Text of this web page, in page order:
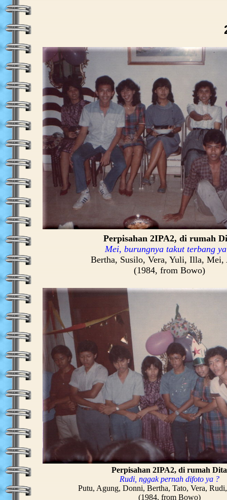
Perpisahan 2IPA2, di rumah
Mei, burungnya takut terbang
Bertha, Susilo, Vera, Yuli, Illa,
(1984, from Bowo)
Perpisahan 2IPA2, di rumah Dita
Rudi, nggak pernah difoto ya ?
Putu, Agung, Donni, Bertha, Tato, Vera,
(1984, from Bowo)